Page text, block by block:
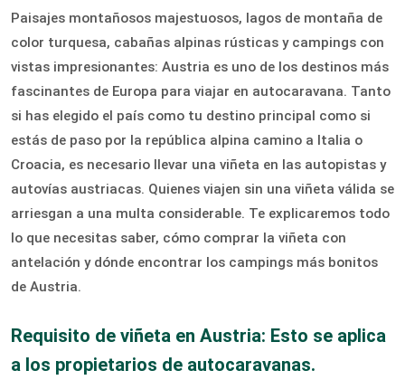
Paisajes montañosos majestuosos, lagos de montaña de
color turquesa, cabañas alpinas rústicas y campings con
vistas impresionantes: Austria es uno de los destinos más
fascinantes de Europa para viajar en autocaravana. Tanto
si has elegido el país como tu destino principal como si
estás de paso por la república alpina camino a Italia o
Croacia, es necesario llevar una viñeta en las autopistas y
autovías austriacas. Quienes viajen sin una viñeta válida se
arriesgan a una multa considerable. Te explicaremos todo
lo que necesitas saber, cómo comprar la viñeta con
antelación y dónde encontrar los campings más bonitos
de Austria.
Requisito de viñeta en Austria: Esto se aplica
a los propietarios de autocaravanas.